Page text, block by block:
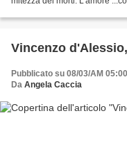
Vincenzo
Pubblicato su 08/03/AM 05:00
Da Angela Caccia